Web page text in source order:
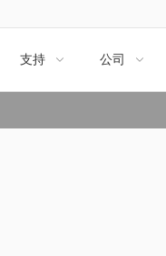
支持  公司 